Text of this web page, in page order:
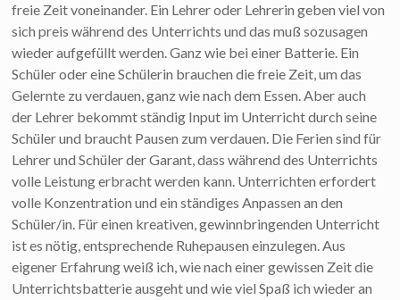
freie Zeit voneinander. Ein Lehrer oder Lehrerin geben viel von
sich preis während des Unterrichts und das muß sozusagen
wieder aufgefüllt werden. Ganz wie bei einer Batterie. Ein
Schüler oder eine Schülerin brauchen die freie Zeit, um das
Gelernte zu verdauen, ganz wie nach dem Essen. Aber auch
der Lehrer bekommt ständig Input im Unterricht durch seine
Schüler und braucht Pausen zum verdauen. Die Ferien sind für
Lehrer und Schüler der Garant, dass während des Unterrichts
volle Leistung erbracht werden kann. Unterrichten erfordert
volle Konzentration und ein ständiges Anpassen an den
Schüler/in. Für einen kreativen, gewinnbringenden Unterricht
ist es nötig, entsprechende Ruhepausen einzulegen. Aus
eigener Erfahrung weiß ich, wie nach einer gewissen Zeit die
Unterrichtsbatterie ausgeht und wie viel Spaß ich wieder an